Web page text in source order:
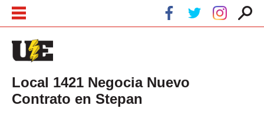
Local 1421 Negocia Nuevo
Contrato en Stepan